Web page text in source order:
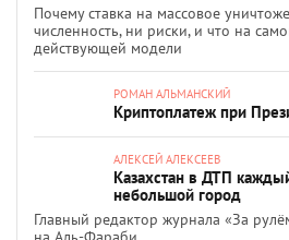
Почему ставка на массовое
численность, ни риски, и что на
действующей модели
РОМАН АЛЬМАНСКИЙ
Криптоплатеж при
АЛЕКСЕЙ АЛЕКСЕЕВ
Казахстан в ДТП
небольшой город
Главный редактор журнала «За